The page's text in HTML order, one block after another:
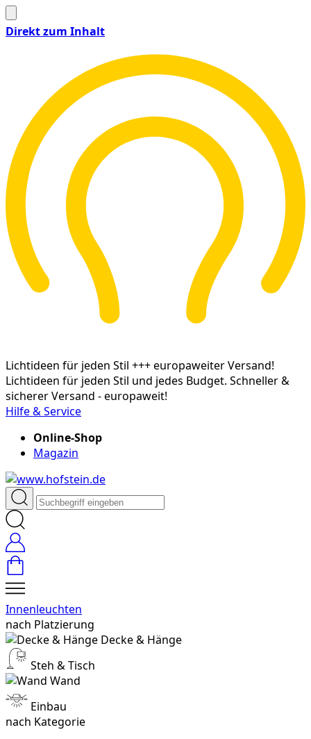
Direkt zum Inhalt
Lichtideen für jeden Stil +++ europaweiter Versand!
Lichtideen für jeden Stil und jedes Budget. Schneller &
sicherer Versand - europaweit!
Hilfe & Service
Online-Shop
Magazin
Innenleuchten
nach Platzierung
Decke & Hänge
Steh & Tisch
Wand
Einbau
nach Kategorie